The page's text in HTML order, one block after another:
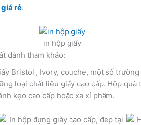
giá rẻ.
in hộp giấy
dành tham khảo:
Bristol , Ivory, couche, một số
loại chất liệu giấy cao cấp. Hộp quà
kẹo cao cấp hoặc xa xỉ phẩm.